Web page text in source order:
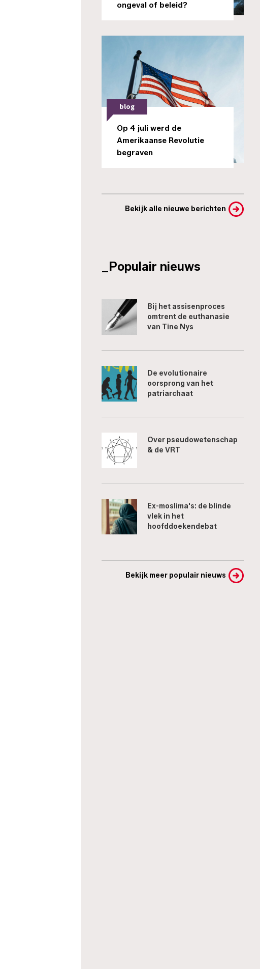
ongeval of beleid?
blog
Op 4 juli werd de
Amerikaanse Revolutie
begraven
Bekijk alle nieuwe berichten
_Populair nieuws
Bij het assisenproces
omtrent de euthanasie
van Tine Nys
De evolutionaire
oorsprong van het
patriarchaat
Over pseudowetenschap
& de VRT
Ex-moslima's: de blinde
vlek in het
hoofddoekendebat
Bekijk meer populair nieuws